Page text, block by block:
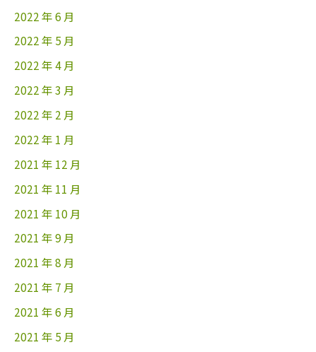
2022 年 6 月
2022 年 5 月
2022 年 4 月
2022 年 3 月
2022 年 2 月
2022 年 1 月
2021 年 12 月
2021 年 11 月
2021 年 10 月
2021 年 9 月
2021 年 8 月
2021 年 7 月
2021 年 6 月
2021 年 5 月